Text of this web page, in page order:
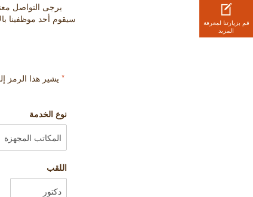
قم بزيارتنا لمعرفة
المزيد
يرجى التواصل معنا على الرقم التالي
سيقوم أحد موظفينا
* يشير هذا
نوع الخدمة
اللقب